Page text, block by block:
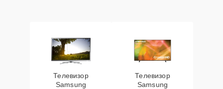
Телевизор
Samsung
Телевизор
Samsung